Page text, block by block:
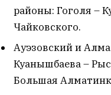
районы: Гоголя –
Чайковского.
Ауэзовский и
Куанышбаева –
Большая